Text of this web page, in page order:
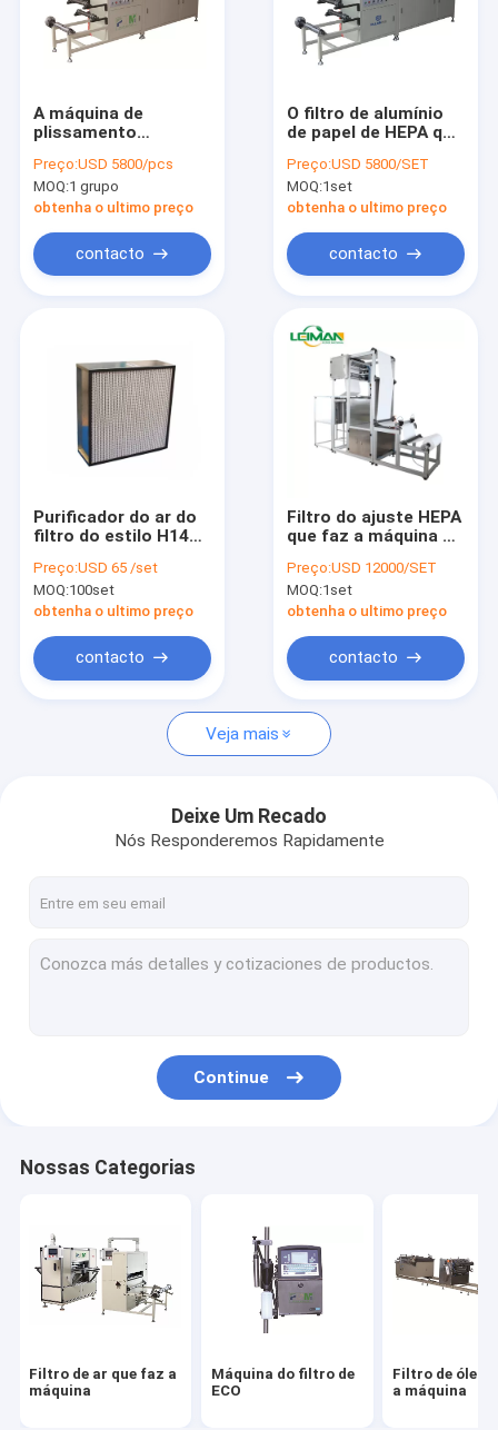
Quem Somos
Fábrica
Pedir um orçamento
Filtro de ar que faz a máquina
Máquina do filtro de ECO
Faca que plissa a máquina
Máquina de plissamento giratória
Máquina de soldadura do filtro
Papel de filtro de HEPA
Filtro de ar do plutônio
Filtro da fibra do metal
A máquina de
plissamento
HEPA filtra a
ondulação
Preço:USD 5800/pcs
MOQ:1 grupo
obtenha o ultimo preço
contacto
O filtro de alumínio
de papel de HEPA que
separou a máquina
de ondulação da
folha de alumínio
Preço:USD 5800/SET
MOQ:1set
obtenha o ultimo preço
contacto
Purificador do ar do
filtro do estilo H14
vidro de fibra de 0,3
mícrons
Preço:USD 65 /set
MOQ:100set
obtenha o ultimo preço
contacto
Filtro do ajuste HEPA
que faz a máquina a
separada
Preço:USD 12000/SET
MOQ:1set
obtenha o ultimo preço
contacto
Veja mais
Deixe Um Recado
Nós Responderemos Rapidamente
Continue
Nossas Categorias
Filtro de ar que faz a
máquina
Máquina do filtro de
ECO
Filtro de óleo
a máquina